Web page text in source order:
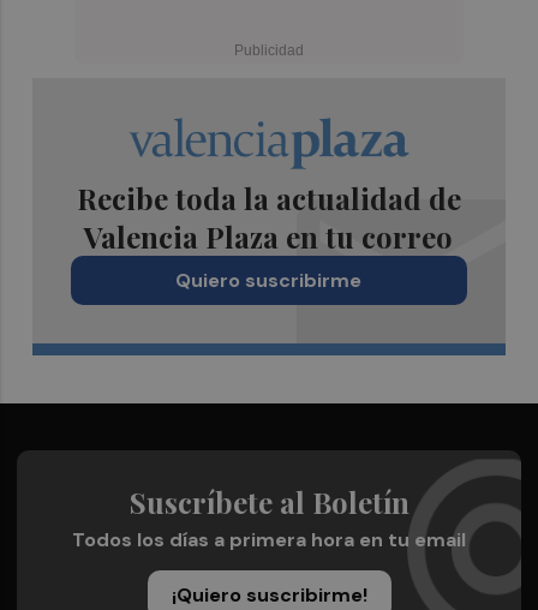
Recibe toda la actualidad de
Valencia Plaza en tu correo
Quiero suscribirme
Suscríbete al Boletín
Todos los días a primera hora en tu email
¡Quiero suscribirme!